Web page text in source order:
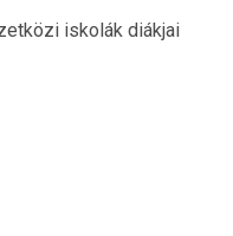
iskolák diákjai